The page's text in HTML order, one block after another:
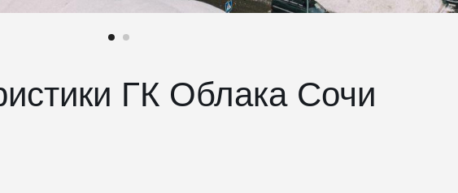
ГК Облака Сочи